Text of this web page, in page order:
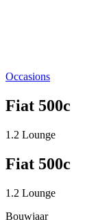
Occasions
Fiat 500c
1.2 Lounge
Fiat 500c
1.2 Lounge
Bouwjaar